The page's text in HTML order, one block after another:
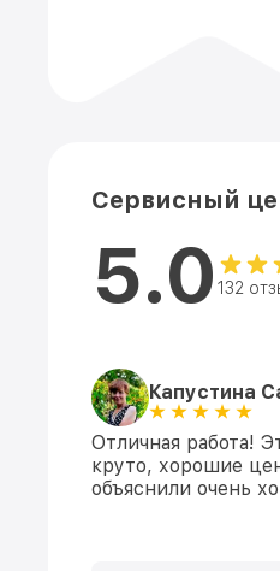
Сервисный
5.0 132
Капустина
Отличная работа!
круто, хорошие
объяснили очень